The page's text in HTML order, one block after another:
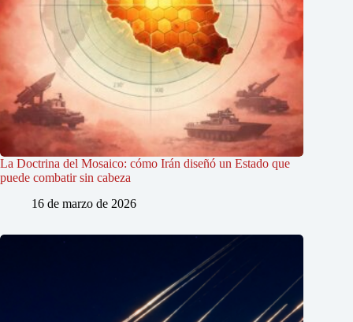
La Doctrina del Mosaico: cómo Irán diseñó un Estado que
puede combatir sin cabeza
16 de marzo de 2026